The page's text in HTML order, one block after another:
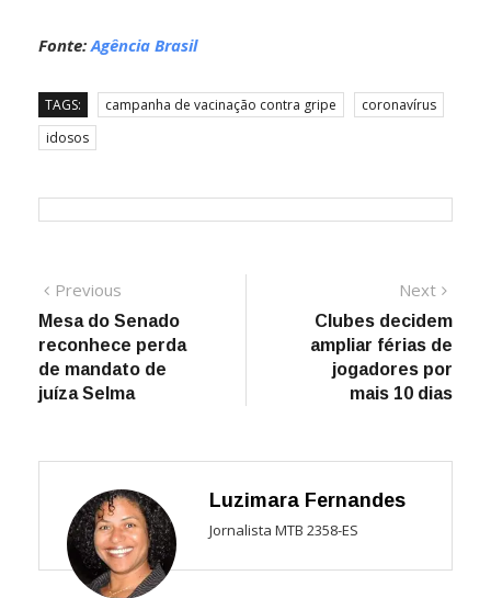
Fonte:Agência Brasil
TAGS: campanha de vacinação contra gripe
coronavírus
idosos
Navegação
de
Post
Previous
post:
Mesa do Senado
reconhece perda
de mandato de
juíza Selma
Next
post:
Clubes decidem
ampliar férias de
jogadores por
mais 10 dias
Luzimara Fernandes
Jornalista MTB 2358-ES